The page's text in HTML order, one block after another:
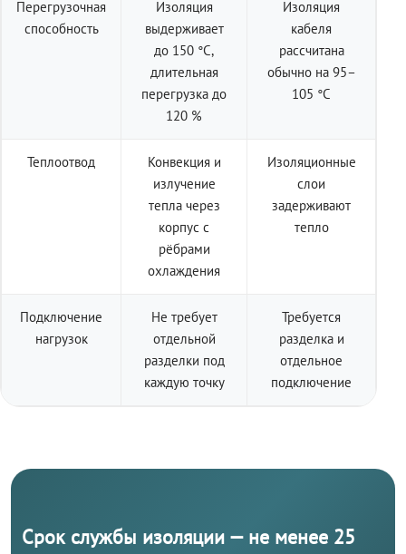
Перегрузочная
способность
Изоляция
выдерживает
до 150 °C,
длительная
перегрузка до
120 %
Изоляция
кабеля
рассчитана
обычно на 95–
105 °C
Теплоотвод
Конвекция и
излучение
тепла через
корпус с
рёбрами
охлаждения
Изоляционные
слои
задерживают
тепло
Подключение
нагрузок
Не требует
отдельной
разделки под
каждую точку
Требуется
разделка и
отдельное
подключение
Срок службы изоляции — не менее 25